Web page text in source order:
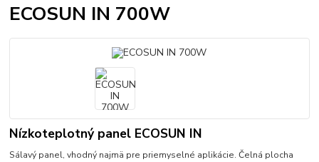
ECOSUN IN 700W
Nízkoteplotný panel ECOSUN IN
Sálavý panel, vhodný najmä pre priemyselné aplikácie. Čelná plocha